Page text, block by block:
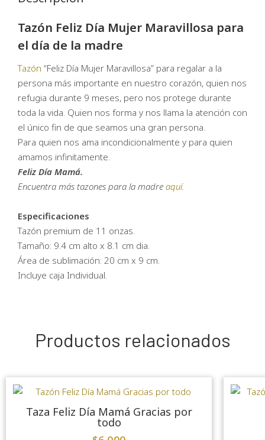
Tazón Feliz Día Mujer Maravillosa para
el día de la madre
Tazón “Feliz Día Mujer Maravillosa” para regalar a la
persona más importante en nuestro corazón, quien nos
refugia durante 9 meses, pero nos protege durante
toda la vida. Quien nos forma y nos llama la atención con
el único fin de que seamos una gran persona.
Para quien nos ama incondicionalmente y para quien
amamos infinitamente.
Feliz Día Mamá.
Encuentra más tazones para la madre aquí.
Especificaciones
Tazón premium de 11 onzas.
Tamaño: 9.4 cm alto x 8.1 cm dia.
Área de sublimación: 20 cm x 9 cm.
Incluye caja Individual.
Productos relacionados
Taza Feliz Día Mamá Gracias por
todo